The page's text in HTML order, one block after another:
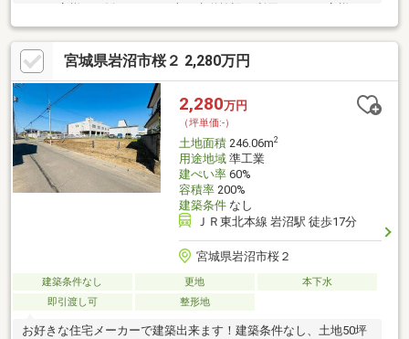
めるお客様にお勧めです。■上下水道施設を利用しないお客様に
もおすすめです。
宮城県岩沼市桜２ 2,280万円
2,280万円
（坪単価:-）
土地面積246.06m2
用途地域準工業
建ぺい率60%
容積率200%
建築条件なし
ＪＲ東北本線 岩沼駅 徒歩17分
宮城県岩沼市桜２
建築条件なし 更地
本下水
即引渡し可
整形地
お好きな住宅メーカーで建築出来ます！建築条件なし、土地50坪